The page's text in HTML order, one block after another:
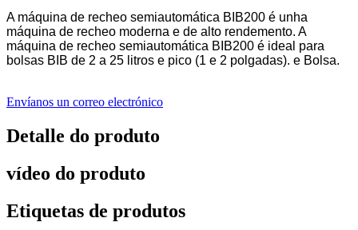
A máquina de recheo semiautomática BIB200 é unha
máquina de recheo moderna e de alto rendemento. A
máquina de recheo semiautomática BIB200 é ideal para
bolsas BIB de 2 a 25 litros e pico (1 e 2 polgadas). e Bolsa.
Envíanos un correo electrónico
Detalle do produto
vídeo do produto
Etiquetas de produtos